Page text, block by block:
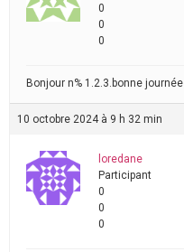
0
0
0
Bonjour n% 1.2.3.bonne journée
10 octobre 2024 à 9 h 32 min
loredane
Participant
0
0
0